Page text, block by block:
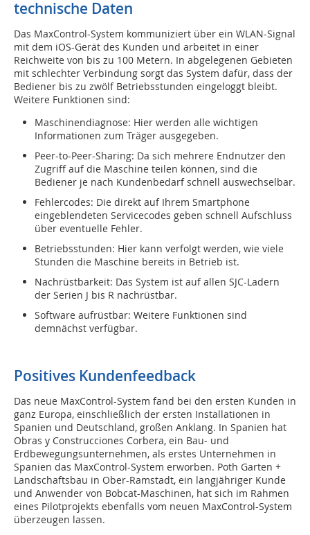
technische Daten
Das MaxControl-System kommuniziert über ein WLAN-Signal
mit dem iOS-Gerät des Kunden und arbeitet in einer
Reichweite von bis zu 100 Metern. In abgelegenen Gebieten
mit schlechter Verbindung sorgt das System dafür, dass der
Bediener bis zu zwölf Betriebsstunden eingeloggt bleibt.
Weitere Funktionen sind:
Maschinendiagnose: Hier werden alle wichtigen
Informationen zum Träger ausgegeben.
Peer-to-Peer-Sharing: Da sich mehrere Endnutzer den
Zugriff auf die Maschine teilen können, sind die
Bediener je nach Kundenbedarf schnell auswechselbar.
Fehlercodes: Die direkt auf Ihrem Smartphone
eingeblendeten Servicecodes geben schnell Aufschluss
über eventuelle Fehler.
Betriebsstunden: Hier kann verfolgt werden, wie viele
Stunden die Maschine bereits in Betrieb ist.
Nachrüstbarkeit: Das System ist auf allen SJC-Ladern
der Serien J bis R nachrüstbar.
Software aufrüstbar: Weitere Funktionen sind
demnächst verfügbar.
Positives Kundenfeedback
Das neue MaxControl-System fand bei den ersten Kunden in
ganz Europa, einschließlich der ersten Installationen in
Spanien und Deutschland, großen Anklang. In Spanien hat
Obras y Construcciones Corbera, ein Bau- und
Erdbewegungsunternehmen, als erstes Unternehmen in
Spanien das MaxControl-System erworben. Poth Garten +
Landschaftsbau in Ober-Ramstadt, ein langjähriger Kunde
und Anwender von Bobcat-Maschinen, hat sich im Rahmen
eines Pilotprojekts ebenfalls vom neuen MaxControl-System
überzeugen lassen.